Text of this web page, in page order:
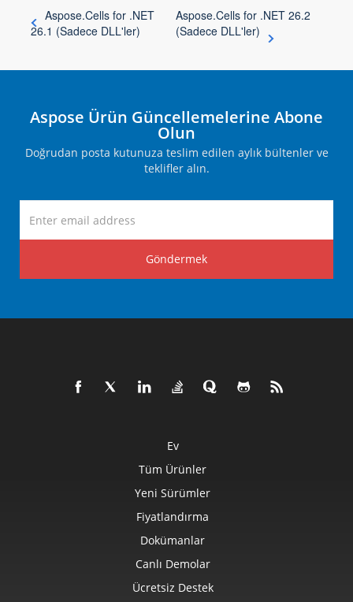
Aspose.Cells for .NET
26.1 (Sadece DLL'ler)
Aspose.Cells for .NET 26.2
(Sadece DLL'ler)
Aspose Ürün Güncellemelerine Abone
Olun
Doğrudan posta kutunuza teslim edilen aylık bültenler ve
teklifler alın.
Göndermek
Ev
Tüm Ürünler
Yeni Sürümler
Fiyatlandırma
Dokümanlar
Canlı Demolar
Ücretsiz Destek